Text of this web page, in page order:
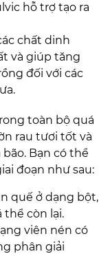
hỗ trợ tạo ra
chất dinh
và giúp tăng
đối với các
toàn bộ quá
rau tươi tốt và
Bạn có thể
đoạn như sau:
quế ở dạng bột,
thể còn lại.
viên nén có
phân giải